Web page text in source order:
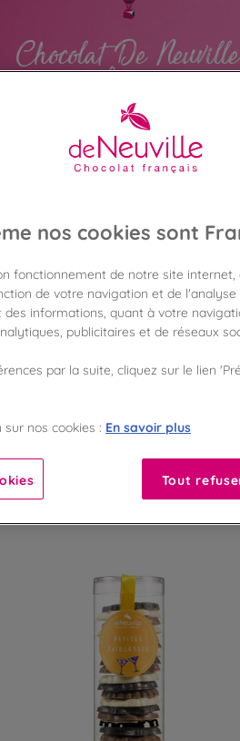
Chocolat De Neuville
NÎMES
dans la boutique De
Coffrets cadeaux, spécialités
attendent en magasin.
100% 100
nos cookies sont
fonctionnement de notre site
de votre navigation et de
informations, quant à votre
publicitaires et de réseaux
par la suite, cliquez sur le lien
sur nos cookies : En savoir plus
Tout